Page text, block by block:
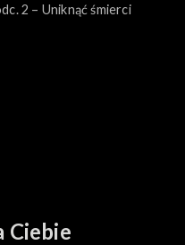
2 – Uniknąć śmierci
Ciebie